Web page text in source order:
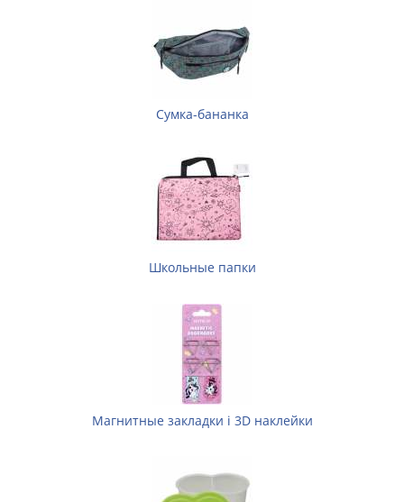
Сумка-бананка
Школьные папки
Магнитные закладки і 3D наклейки